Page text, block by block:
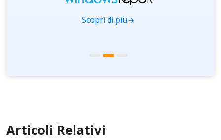
Scopri di più
Articoli Relativi